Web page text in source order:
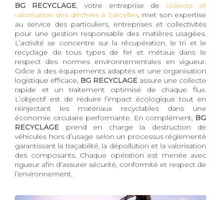
BG RECYCLAGE, votre entreprise de collecte et
valorisation des déchets à Sarcelles, met son expertise
au service des particuliers, entreprises et collectivités
pour une gestion responsable des matières usagées.
L’activité se concentre sur la récupération, le tri et le
recyclage de tous types de fer et métaux dans le
respect des normes environnementales en vigueur.
Grâce à des équipements adaptés et une organisation
logistique efficace, BG RECYCLAGE assure une collecte
rapide et un traitement optimisé de chaque flux.
L’objectif est de réduire l’impact écologique tout en
réinjectant les matériaux recyclables dans une
économie circulaire performante. En complément, BG
RECYCLAGE prend en charge la destruction de
véhicules hors d’usage selon un processus réglementé
garantissant la traçabilité, la dépollution et la valorisation
des composants. Chaque opération est menée avec
rigueur afin d’assurer sécurité, conformité et respect de
l’environnement.